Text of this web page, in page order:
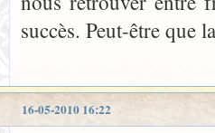
succès. Peut-être que
16-05-2010 16:22